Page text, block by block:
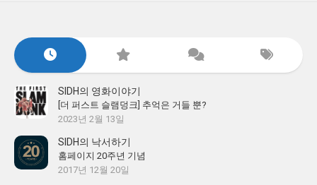
SIDH의 영화이야기
[더 퍼스트 슬램덩크] 추억은 거들 뿐?
2023년 2월 13일
SIDH의 낙서하기
홈페이지 20주년 기념
2017년 12월 20일